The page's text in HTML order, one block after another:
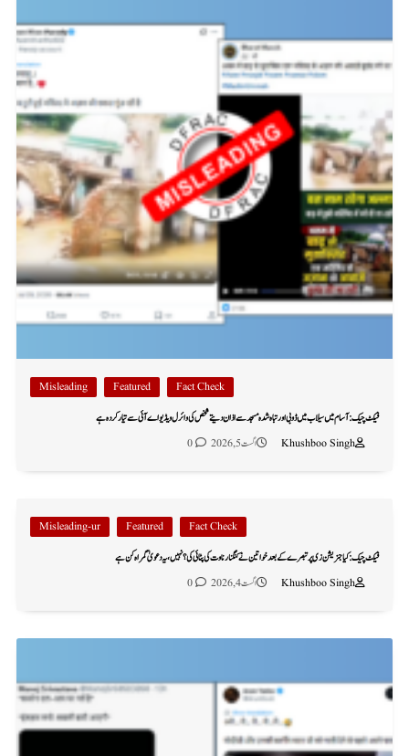
Fact Check
Featured
Misleading
فیکٹ چیک: آسام میں سیلاب میں ڈوبی اور تباہ شدہ مسجد سے اذان دیتے شخص کی وائرل ویڈیو اے آئی سے تیار کردہ ہے
Khushboo Singh
اگست 5, 2026 0
Fact Check
Featured
Misleading-ur
فیکٹ چیک: کیا جنریشن زی پر تبصرے کے بعد خواتین نے کنگنا رناوت کی پٹائی کی؟ نہیں، یہ دعویٰ گمراہ کن ہے
Khushboo Singh
اگست 4, 2026 0